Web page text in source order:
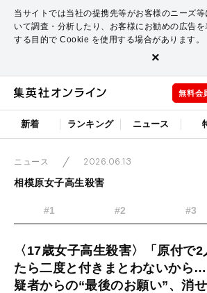
当サイトでは当社の提携先等がお客様のニーズ等
いて調査・分析したり、お客様にお勧めの広告を
する目的で Cookie を使用する場合があります。
×
無料会
新着 ランキング ニュース
ニュース
2026.06.13
相模原女子高生殺害
#1 #2 #3
〈17歳女子高生殺害〉「原付で
たら二度と付きまとわないから
疑者からの“最後のお願い”、消